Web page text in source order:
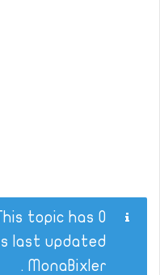
last updated
MonaBixler
.